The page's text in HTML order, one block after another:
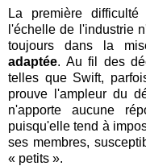
La première
l'échelle de l'industrie
toujours dans la
adaptée. Au fil des
telles que Swift,
prouve l'ampleur du
n'apporte aucune
puisqu'elle tend à
ses membres,
« petits ».